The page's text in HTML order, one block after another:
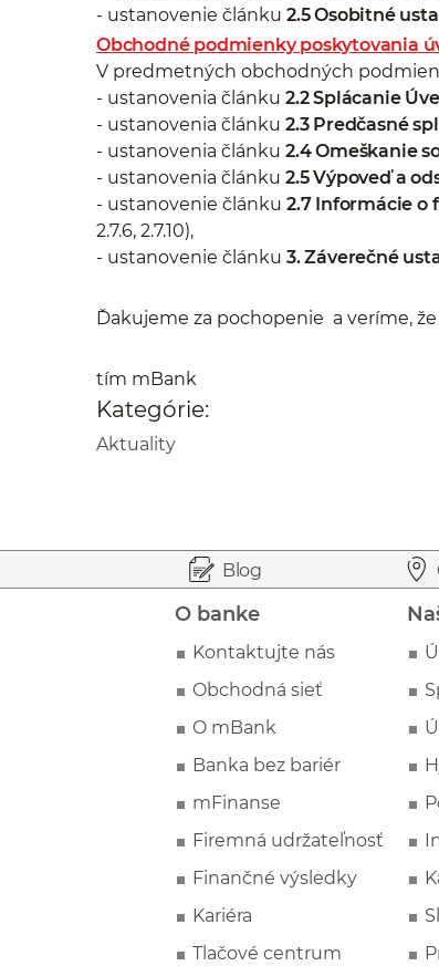
- ustanovenie článku 2.5 Osobitné
Obchodné podmienky poskytovania
V predmetných obchodných
- ustanovenia článku 2.2 Splácanie
- ustanovenia článku 2.3 Predčasné
- ustanovenia článku 2.4 Omeškanie
- ustanovenia článku 2.5 Výpoveď a
- ustanovenie článku 2.7 Informácie o
2.7.6, 2.7.10),
- ustanovenie článku 3. Záverečné
Ďakujeme za pochopenie a veríme,
tím mBank
Kategórie:
Aktuality
Blog
O banke
Kontaktujte nás
Obchodná sieť
O mBank
Banka bez bariér
mFinanse
Firemná udržateľnosť
Finančné výsledky
Kariéra
Tlačové centrum